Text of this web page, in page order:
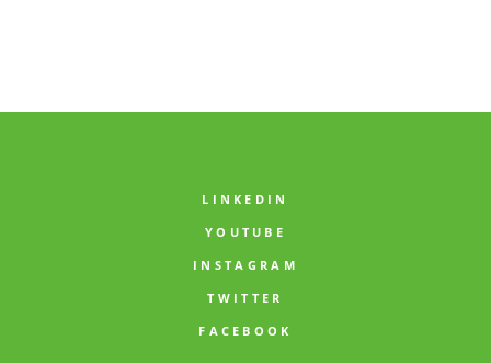
LINKEDIN
YOUTUBE
INSTAGRAM
TWITTER
FACEBOOK